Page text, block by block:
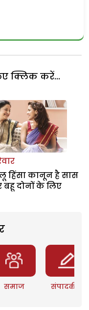
क्लिक करें...
हिंसा कानून है सास
बहू दोनों के लिए
समाज संपादकीय